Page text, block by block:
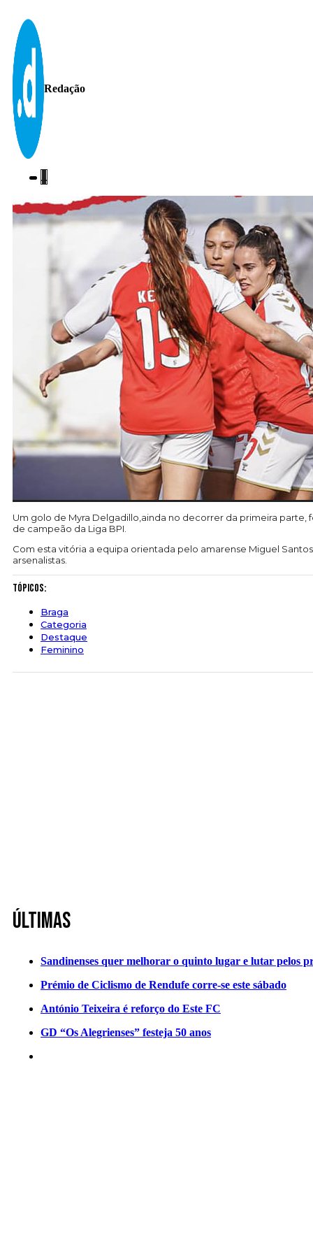
Redação
Um golo de Myra Delgadillo,ainda no decorrer da primeira parte,
de campeão da Liga BPI.
Com esta vitória a equipa orientada pelo amarense Miguel
arsenalistas.
Tópicos:
Braga
Categoria
Destaque
Feminino
Últimas
Sandinenses quer melhorar o quinto lugar e lutar pelos
Prémio de Ciclismo de Rendufe corre-se este sábado
António Teixeira é reforço do Este FC
GD “Os Alegrienses” festeja 50 anos